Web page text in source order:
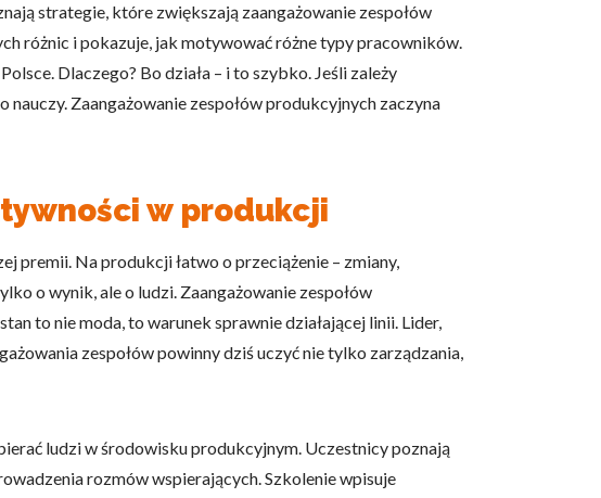
strategie, które zwiększają zaangażowanie zespołów
różnic i pokazuje, jak motywować różne typy pracowników.
Dlaczego? Bo działa – i to szybko. Jeśli zależy
Zaangażowanie zespołów produkcyjnych zaczyna
w produkcji
premii. Na produkcji łatwo o przeciążenie – zmiany,
o wynik, ale o ludzi. Zaangażowanie zespołów
to nie moda, to warunek sprawnie działającej linii. Lider,
zespołów powinny dziś uczyć nie tylko zarządzania,
ludzi w środowisku produkcyjnym. Uczestnicy poznają
rozmów wspierających. Szkolenie wpisuje